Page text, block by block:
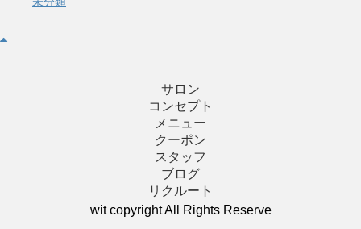
サロン
コンセプト
メニュー
クーポン
スタッフ
ブログ
リクルート
wit copyright All Rights Reserve